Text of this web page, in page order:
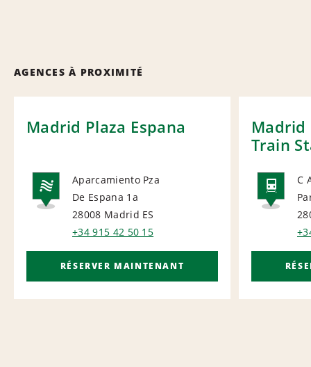
AGENCES À PROXIMITÉ
Madrid Plaza Espana
NATIONAL
Aparcamiento Pza
De Espana 1a
28008 Madrid ES
+34 915 42 50 15
RÉSERVER MAINTENANT
Madrid
Train
C